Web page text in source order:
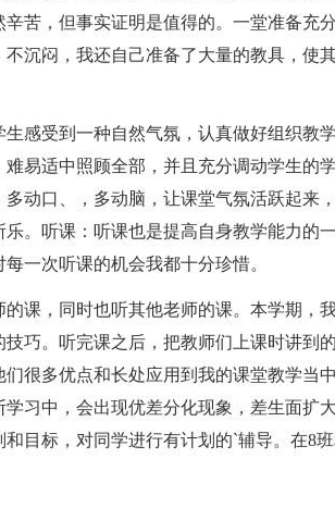
苦，但事实证明是值得的。一堂准备充
沉闷，我还自己准备了大量的教具，使
受到一种自然气氛，认真做好组织教
易适中照顾全部，并且充分调动学生的
动口、，多动脑，让课堂气氛活跃起来
。听课：听课也是提高自身教学能力的
一次听课的机会我都十分珍惜。
，同时也听其他老师的课。本学期，
巧。听完课之后，把教师们上课时讲到
很多优点和长处应用到我的课堂教学当
习中，会出现优差分化现象，差生面扩
目标，对同学进行有计划的`辅导。在8